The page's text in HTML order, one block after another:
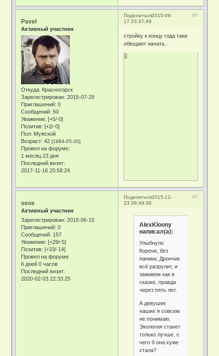
Поделиться 89
2015-09-
17 23:37:49
Pavel
Активный участник
Откуда: Красногорск
Зарегистрирован: 2015-07-29
Приглашений: 0
Сообщений: 50
Уважение: [+5/-0]
Позитив: [+2/-0]
Пол: Мужской
Возраст: 42[1984-05-20]
Провел на форуме:
1 месяц 23 дня
Последний визит:
2017-11-16 20:58:24
стройку к концу года таки
обещают начать..
0
Поделиться 90
2015-12-
23 09:49:38
seos
Активный участник
Зарегистрирован: 2015-06-15
Приглашений: 0
Сообщений: 157
Уважение: [+29/-5]
Позитив: [+33/-14]
Провел на форуме:
6 дней 0 часов
Последний визит:
2020-02-03 22:33:25
AlexKloony
написал(а):
Улыбнуло
Короче, без
паники, Дрончик
всё разрулит, и
заживем как в
сказке, правда
через пять лет.
А девушек
наших я совсем
не понимаю.
Экология станет
только лучше, с
чего б она хуже
стала?